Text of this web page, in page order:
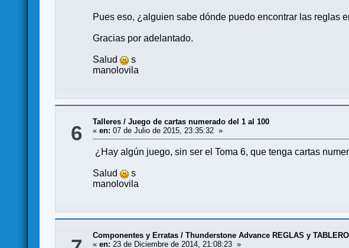
Pues eso, ¿alguien sabe dónde puedo encontrar las reglas
Gracias por adelantado.
Salud
s
manolovila
6 Talleres /Juego de cartas numerado del 1 al 100
«en: 07 de Julio de 2015, 23:35:32 »
¿Hay algún juego, sin ser el Toma 6, que tenga cartas
Salud
s
manolovila
Componentes y Erratas /Thunderstone Advance REGLAS y
«en: 23 de Diciembre de 2014, 21:08:23 »